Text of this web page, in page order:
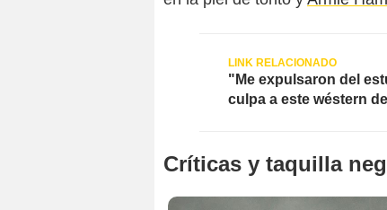
"Me expulsaron del
culpa a este wéstern
Críticas y taquilla